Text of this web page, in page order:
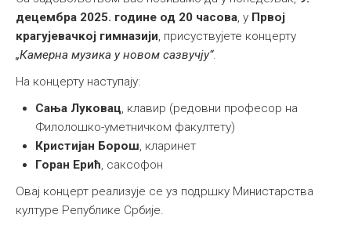
децембра 2025. године од 20 часова, у Првој
крагујевачкој гимназији, присуствујете концерту
„Камерна музика у новом сазвучју“.
На концерту наступају:
Сања Луковац, клавир (редовни професор на
Филолошко-уметничком факултету)
Кристијан Борош, кларинет
Горан Ерић, саксофон
Овај концерт реализује се уз подршку Министарства
културе Републике Србије.